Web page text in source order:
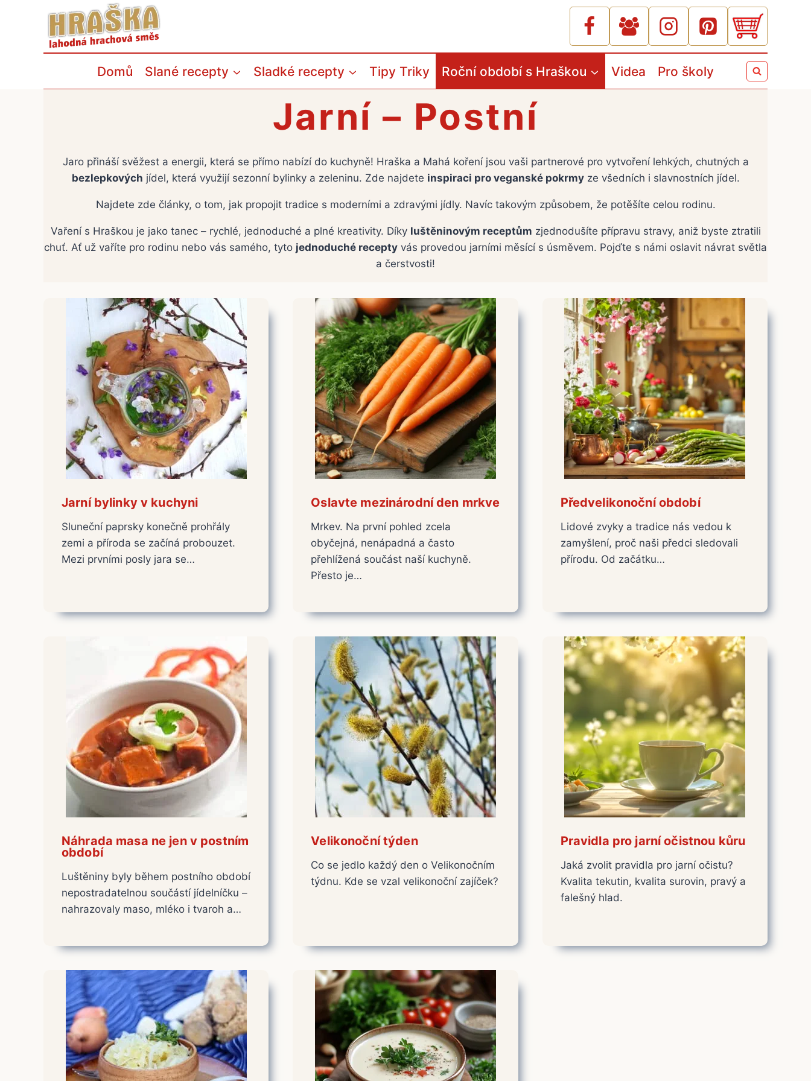
Domů Slané recepty Sladké recepty Tipy Triky Roční období s Hraškou Videa Pro školy
Jarní – Postní
Jaro přináší svěžest a energii, která se přímo nabízí do kuchyně! Hraška a Mahá koření jsou vaši partnerové pro vytvoření lehkých, chutných a
bezlepkových jídel, která využijí sezonní bylinky a zeleninu. Zde najdete inspiraci pro veganské pokrmyze všedních i slavnostních jídel.
Najdete zde články, o tom, jak propojit tradice s moderními a zdravými jídly. Navíc takovým způsobem, že potěšíte celou rodinu.
Vaření s Hraškou je jako tanec – rychlé, jednoduché a plné kreativity. Díky luštěninovým receptům zjednodušíte přípravu stravy, aniž byste ztratili
chuť. Ať už vaříte pro rodinu nebo vás samého, tyto jednoduché recepty vás provedou jarními měsící s úsměvem. Pojďte s námi oslavit návrat světla
a čerstvosti!
Jarní bylinky v kuchyni
Sluneční paprsky konečně prohřály
zemi a příroda se začíná probouzet.
Mezi prvními posly jara se…
Oslavte mezinárodní den mrkve
Mrkev. Na první pohled zcela
obyčejná, nenápadná a často
přehlížená součást naší kuchyně.
Přesto je…
Předvelikonoční období
Lidové zvyky a tradice nás vedou k
zamyšlení, proč naši předci sledovali
přírodu. Od začátku…
Náhrada masa ne jen v postním
období
Luštěniny byly během postního období
nepostradatelnou součástí jídelníčku –
nahrazovaly maso, mléko i tvaroh a…
Velikonoční týden
Co se jedlo každý den o Velikonočním
týdnu. Kde se vzal velikonoční zajíček?
Pravidla pro jarní očistnou kůru
Jaká zvolit pravidla pro jarní očistu?
Kvalita tekutin, kvalita surovin, pravý a
falešný hlad.